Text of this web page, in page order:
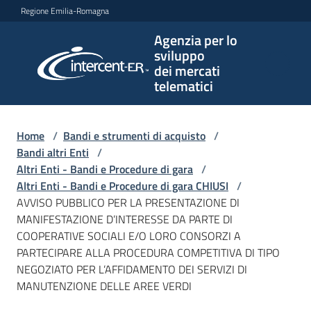
Vai al contenuto
Vai alla navigazione
Vai al footer
Regione Emilia-Romagna
Agenzia per lo
sviluppo
dei mercati
telematici
per lo
sviluppo
telematici
L'Agenzia
Bandi
e
strumenti
Home / Bandi e strumenti di acquisto /
Bandi altri Enti /
Altri Enti - Bandi e Procedure di gara /
Altri Enti - Bandi e Procedure di gara CHIUSI /
AVVISO PUBBLICO PER LA PRESENTAZIONE DI
MANIFESTAZIONE D’INTERESSE DA PARTE DI
COOPERATIVE SOCIALI E/O LORO CONSORZI A
PARTECIPARE ALLA PROCEDURA COMPETITIVA DI TIPO
NEGOZIATO PER L’AFFIDAMENTO DEI SERVIZI DI
MANUTENZIONE DELLE AREE VERDI